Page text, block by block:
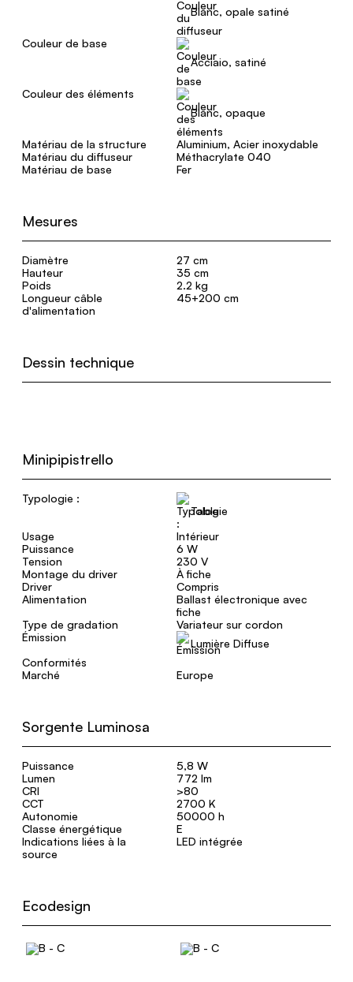
Blanc, opale satiné
Couleur de base
Acciaio, satiné
Couleur des éléments
Blanc, opaque
Matériau de la structure
Aluminium, Acier inoxydable
Matériau du diffuseur
Méthacrylate 040
Matériau de base
Fer
Mesures
Diamètre
27 cm
Hauteur
35 cm
Poids
2.2 kg
Longueur câble
d'alimentation
45+200 cm
Dessin technique
Minipipistrello
Typologie :
Table
Usage
Intérieur
Puissance
6 W
Tension
230 V
Montage du driver
À fiche
Driver
Compris
Alimentation
Ballast électronique avec
fiche
Type de gradation
Variateur sur cordon
Émission
Lumière Diffuse
Conformités
Marché
Europe
Sorgente Luminosa
Puissance
5,8 W
Lumen
772 lm
CRI
>80
CCT
2700 K
Autonomie
50000 h
Classe énergétique
E
Indications liées à la
source
LED intégrée
Ecodesign